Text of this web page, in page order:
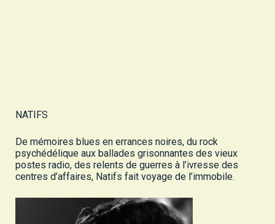
NATIFS
De mémoires blues en errances noires, du rock
psychédélique aux ballades grisonnantes des vieux
postes radio, des relents de guerres à l’ivresse des
centres d’affaires, Natifs fait voyage de l’immobile.